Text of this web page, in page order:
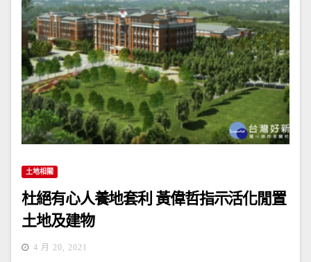
土地相關
杜絕有心人養地套利 黃偉哲指示活化閒置
土地及建物
4 月 20, 2021